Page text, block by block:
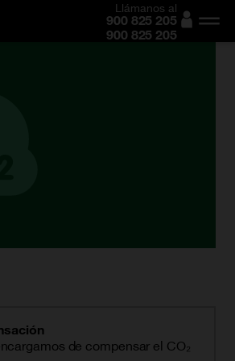
Llámanos al
900 825 205
900 825 205
de compensar el CO₂